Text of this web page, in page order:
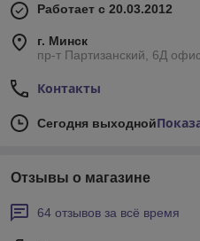
Работает с 20.03.2012
г. Минск
пр-т Партизанский, 6Д
Контакты
Сегодня выходной
Отзывы о магазине
64 отзывов за всё время